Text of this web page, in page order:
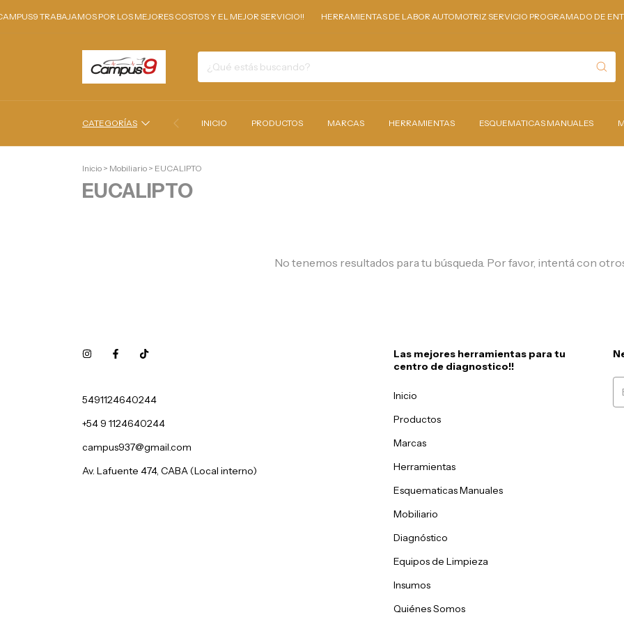
TRABAJAMOS POR LOS MEJORES COSTOS Y EL MEJOR SERVICIO!! HERRAMIENTAS DE LABOR AUTOMOTRIZ SERVICIO PROGRAMADO DE
CATEGORÍAS INICIO PRODUCTOS MARCAS HERRAMIENTAS ESQUEMATICAS MANUALES
Inicio > Mobiliario > EUCALIPTO
EUCALIPTO
No tenemos resultados para tu búsqueda. Por favor, intentá con
5491124640244
+54 9 1124640244
campus937@gmail.com
Av. Lafuente 474, CABA (Local interno)
Las mejores herramientas para tu
centro de diagnostico!!
Inicio
Productos
Marcas
Herramientas
Esquematicas Manuales
Mobiliario
Diagnóstico
Equipos de Limpieza
Insumos
Quiénes Somos